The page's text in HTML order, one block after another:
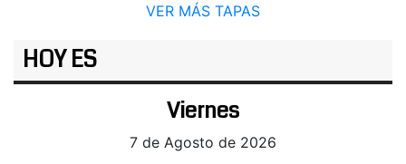
VER MÁS TAPAS
HOY ES
Viernes
7 de Agosto de 2026